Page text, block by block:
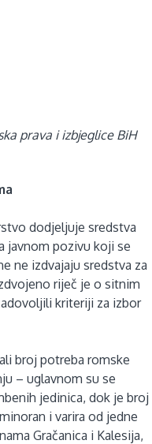
prava i izbjeglice BiH
dodjeljuje sredstva
javnom pozivu koji se
ne izdvajaju sredstva za
riječ je o sitnim
kriteriji za izbor
broj potreba romske
– uglavnom su se
jedinica, dok je broj
i varira od jedne
Gračanica i Kalesija,